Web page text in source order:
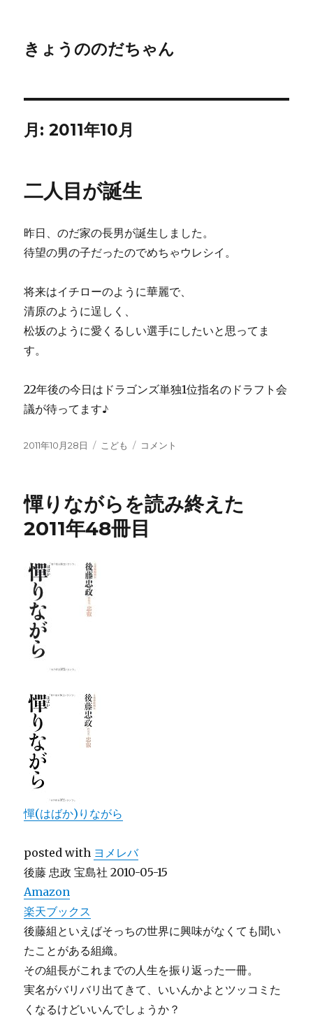
きょうののだちゃん
月:2011年10月
二人目が誕生
昨日、のだ家の長男が誕生しました。
待望の男の子だったのでめちゃウレシイ。
将来はイチローのように華麗で、
清原のように逞しく、
松坂のように愛くるしい選手にしたいと思ってま
す。
22年後の今日はドラゴンズ単独1位指名のドラフト会
議が待ってます♪
投
2011年10月28日
カ
ー
こども
二
誕
生
に
コメント
憚りながらを読み終えた
2011年48冊目
憚(はばか)りながら
posted with ヨメレバ
後藤 忠政 宝島社 2010-05-15
Amazon
楽天ブックス
後藤組といえばそっちの世界に興味がなくても聞い
たことがある組織。
その組長がこれまでの人生を振り返った一冊。
実名がバリバリ出てきて、いいんかよとツッコミた
くなるけどいいんでしょうか？